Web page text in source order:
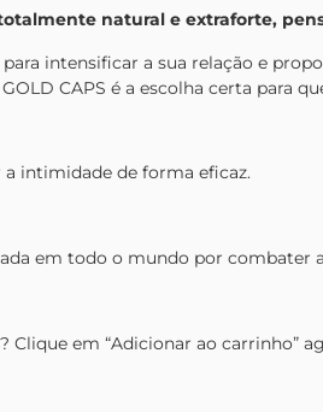
natural e extraforte,
intensificar a sua relação e
CAPS é a escolha certa para
intimidade de forma eficaz.
em todo o mundo por combater
em “Adicionar ao carrinho”